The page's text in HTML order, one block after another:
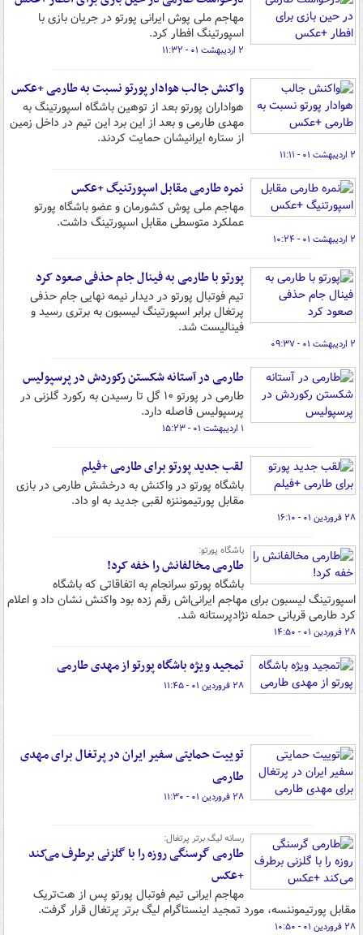
مهاجم ملی پوش ایرانی پورتو در جریان بازی با
اسپورتینگ افطار کرد.
۲ اردیبهشت ۰۱ - ۱۱:۳۲
واکنش جالب هوادار پورتو نسبت به طارمی +عکس
هواداران پورتو بعد از توهین باشگاه اسپورتینگ به
مهدی طارمی و بعد از این برد این تیم در داخل زمین
از ستاره ایرانیشان حمایت کردند.
۲ اردیبهشت ۰۱ - ۱۱:۱۱
نمره طارمی مقابل اسپورتنیگ +عکس
مهاجم ملی پوش کشورمان و عضو باشگاه پورتو
عملکرد متوسطی مقابل اسپورتینگ داشت.
۲ اردیبهشت ۰۱ - ۱۰:۲۴
پورتو با طارمی به فینال جام حذفی صعود کرد
تیم فوتبال پورتو در دیدار نیمه نهایی جام حذفی
پرتغال برابر اسپورتینگ لیسبون به برتری رسید و
فینالیست شد.
۲ اردیبهشت ۰۱ - ۰۹:۳۷
طارمی در آستانه شکستن رکوردش در پرسپولیس
طارمی در پورتو ۱۰ گل تا رسیدن به رکورد گلزنی در
پرسپولیس فاصله دارد.
۱ اردیبهشت ۰۱ - ۱۵:۲۳
لقب جدید پورتو برای طارمی +فیلم
باشگاه پورتو در واکنش به درخشش طارمی در بازی
مقابل پورتیموننزه لقبی جدید به او داد.
۲۸ فروردین ۰۱ - ۱۶:۱۰
باشگاه پورتو:
طارمی مخالفانش را خفه کرد!
باشگاه پورتو سرانجام به اتفاقاتی که باشگاه
اسپورتینگ لیسبون برای مهاجم ایرانی‌اش رقم زده بود واکنش نشان داد و اعلام
کرد طارمی قربانی حمله نژادپرستانه شد.
۲۸ فروردین ۰۱ - ۱۴:۵۰
تمجید ویژه باشگاه پورتو از مهدی طارمی
۲۸ فروردین ۰۱ - ۱۱:۴۵
توییت حمایتی سفیر ایران در پرتغال برای مهدی
طارمی
۲۸ فروردین ۰۱ - ۱۱:۳۰
رسانه لیگ برتر پرتغال:
طارمی گرسنگی روزه را با گلزنی برطرف می‌کند
+عکس
مهاجم ایرانی تیم فوتبال پورتو پس از هت‌تریک
مقابل پورتیموننسه، مورد تمجید اینستاگرام لیگ برتر پرتغال قرار گرفت.
۲۸ فروردین ۰۱ - ۱۰:۵۰